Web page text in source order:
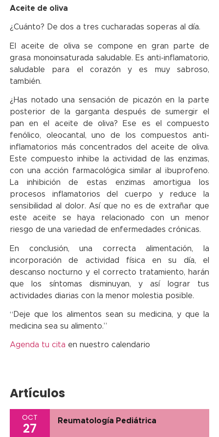
Aceite de oliva
¿Cuánto? De dos a tres cucharadas soperas al día.
El aceite de oliva se compone en gran parte de
grasa monoinsaturada saludable. Es anti-inflamatorio,
saludable para el corazón y es muy sabroso,
también.
¿Has notado una sensación de picazón en la parte
posterior de la garganta después de sumergir el
pan en el aceite de oliva? Ese es el compuesto
fenólico, oleocantal, uno de los compuestos anti-
inflamatorios más concentrados del aceite de oliva.
Este compuesto inhibe la actividad de las enzimas,
con una acción farmacológica similar al ibuprofeno.
La inhibición de estas enzimas amortigua los
procesos inflamatorios del cuerpo y reduce la
sensibilidad al dolor. Así que no es de extrañar que
este aceite se haya relacionado con un menor
riesgo de una variedad de enfermedades crónicas.
En conclusión, una correcta alimentación, la
incorporación de actividad física en su día, el
descanso nocturno y el correcto tratamiento, harán
que los síntomas disminuyan, y así lograr tus
actividades diarias con la menor molestia posible.
“Deje que los alimentos sean su medicina, y que la
medicina sea su alimento.”
Agenda tu cita en nuestro calendario
Artículos
OCT
27 Reumatología Pediátrica